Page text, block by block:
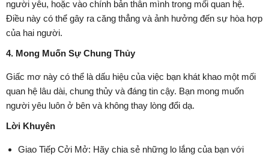
người yêu, hoặc vào chính bản thân mình trong mối quan hệ.
Điều này có thể gây ra căng thẳng và ảnh hưởng đến sự hòa hợp
của hai người.
4. Mong Muốn Sự Chung Thủy
Giấc mơ này có thể là dấu hiệu của việc bạn khát khao một mối
quan hệ lâu dài, chung thủy và đáng tin cậy. Bạn mong muốn
người yêu luôn ở bên và không thay lòng đổi dạ.
Lời Khuyên
Giao Tiếp Cởi Mở: Hãy chia sẻ những lo lắng của bạn với